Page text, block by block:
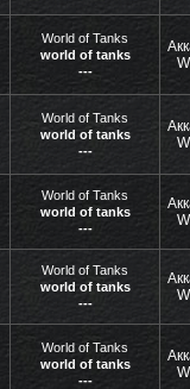
World of Tanks
world of tanks
---
World of Tanks
world of tanks
---
World of Tanks
world of tanks
---
World of Tanks
world of tanks
---
World of Tanks
world of tanks
---